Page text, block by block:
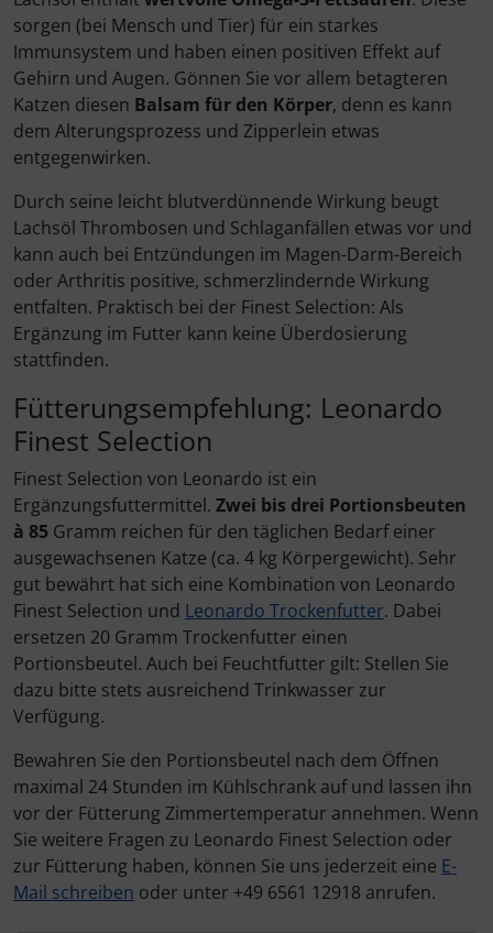
sorgen (bei Mensch und Tier) für ein starkes
Immunsystem und haben einen positiven Effekt auf
Gehirn und Augen. Gönnen Sie vor allem betagteren
Katzen diesen Balsam für den Körper, denn es kann
dem Alterungsprozess und Zipperlein etwas
entgegenwirken.
Durch seine leicht blutverdünnende Wirkung beugt
Lachsöl Thrombosen und Schlaganfällen etwas vor und
kann auch bei Entzündungen im Magen-Darm-Bereich
oder Arthritis positive, schmerzlindernde Wirkung
entfalten. Praktisch bei der Finest Selection: Als
Ergänzung im Futter kann keine Überdosierung
stattfinden.
Fütterungsempfehlung: Leonardo
Finest Selection
Finest Selection von Leonardo ist ein
Ergänzungsfuttermittel. Zwei bis drei Portionsbeuten
à 85 Gramm reichen für den täglichen Bedarf einer
ausgewachsenen Katze (ca. 4 kg Körpergewicht). Sehr
gut bewährt hat sich eine Kombination von Leonardo
Finest Selection und Leonardo Trockenfutter. Dabei
ersetzen 20 Gramm Trockenfutter einen
Portionsbeutel. Auch bei Feuchtfutter gilt: Stellen Sie
dazu bitte stets ausreichend Trinkwasser zur
Verfügung.
Bewahren Sie den Portionsbeutel nach dem Öffnen
maximal 24 Stunden im Kühlschrank auf und lassen ihn
vor der Fütterung Zimmertemperatur annehmen. Wenn
Sie weitere Fragen zu Leonardo Finest Selection oder
zur Fütterung haben, können Sie uns jederzeit eine E-
Mail schreiben oder unter +49 6561 12918 anrufen.